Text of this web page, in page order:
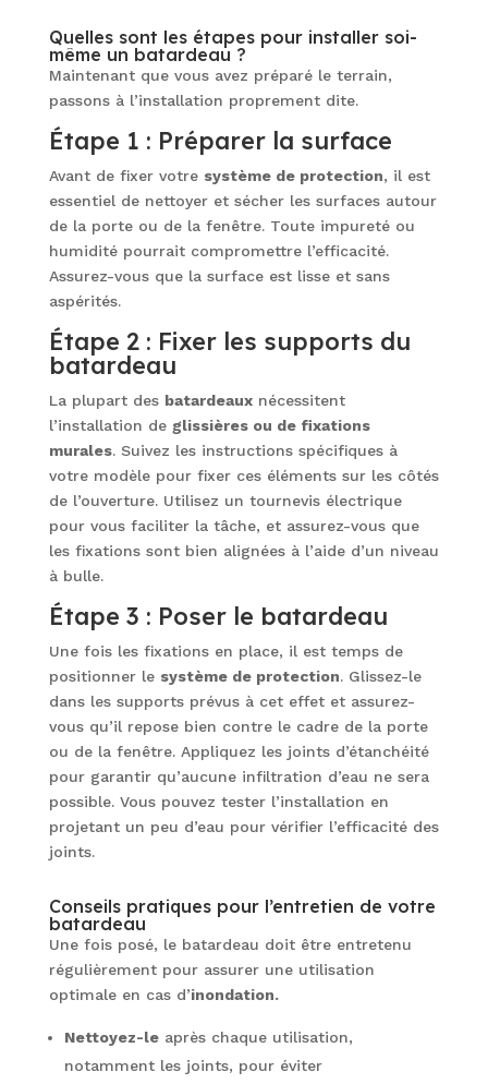
Quelles sont les étapes pour installer soi-
même un batardeau ?
Maintenant que vous avez préparé le terrain,
passons à l’installation proprement dite.
Étape 1 : Préparer la surface
Avant de fixer votre système de protection, il est
essentiel de nettoyer et sécher les surfaces autour
de la porte ou de la fenêtre. Toute impureté ou
humidité pourrait compromettre l’efficacité.
Assurez-vous que la surface est lisse et sans
aspérités.
Étape 2 : Fixer les supports du
batardeau
La plupart des batardeauxnécessitent
l’installation de glissières ou de fixations
murales. Suivez les instructions spécifiques à
votre modèle pour fixer ces éléments sur les côtés
de l’ouverture. Utilisez un tournevis électrique
pour vous faciliter la tâche, et assurez-vous que
les fixations sont bien alignées à l’aide d’un niveau
à bulle.
Étape 3 : Poser le batardeau
Une fois les fixations en place, il est temps de
positionner le système de protection. Glissez-le
dans les supports prévus à cet effet et assurez-
vous qu’il repose bien contre le cadre de la porte
ou de la fenêtre. Appliquez les joints d’étanchéité
pour garantir qu’aucune infiltration d’eau ne sera
possible. Vous pouvez tester l’installation en
projetant un peu d’eau pour vérifier l’efficacité des
joints.
Conseils pratiques pour l’entretien de votre
batardeau
Une fois posé, le batardeau doit être entretenu
régulièrement pour assurer une utilisation
optimale en cas d’inondation.
Nettoyez-leaprès chaque utilisation,
notamment les joints, pour éviter